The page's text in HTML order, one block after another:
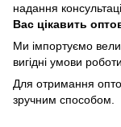
надання
Вас цікавить
Ми імпортуємо
вигідні умови
Для отримання
зручним способом.